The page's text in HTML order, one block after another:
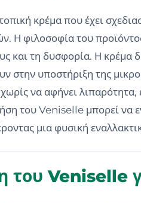
κρέμα που έχει
Η φιλοσοφία του
τη δυσφορία. Η κρέμα
στην υποστήριξη της
να αφήνει λιπαρότητα,
του Veniselle μπορεί να
μια φυσική
του Veniselle